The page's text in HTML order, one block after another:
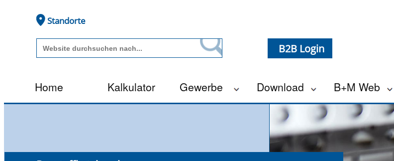
Standorte
B2B Login
Home Kalkulator Gewerbe Download B+M Web